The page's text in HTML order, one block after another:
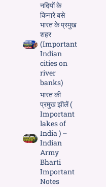
नदियों के
किनारे बसे
भारत के प्रमुख
शहर
(Important
Indian
cities on
river
banks)
भारत की
प्रमुख झीलें (
Important
lakes of
India ) –
Indian
Army
Bharti
Important
Notes